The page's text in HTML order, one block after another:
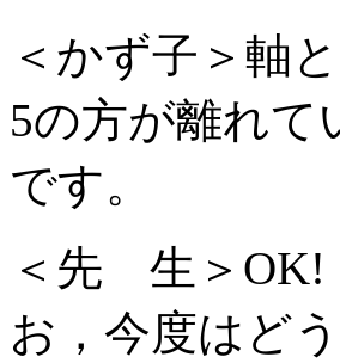
＜かず子＞軸
5の方が離れて
です。
＜先 生＞OK!
お，今度はどう